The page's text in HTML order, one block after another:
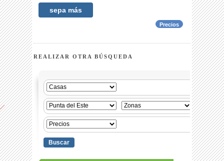
sepa más
Precios
REALIZAR OTRA BÚSQUEDA